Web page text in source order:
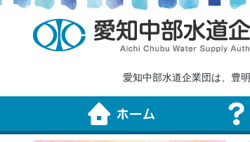
愛知中部水道企業団は、豊